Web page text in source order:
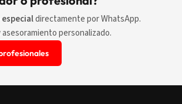
directamente por WhatsApp.
personalizado.